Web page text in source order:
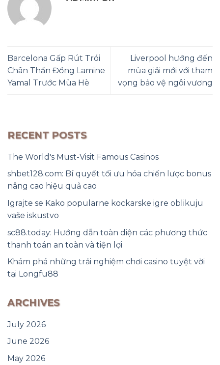
Barcelona Gấp Rút Trói
Chân Thần Đồng Lamine
Yamal Trước Mùa Hè
Liverpool hướng đến
mùa giải mới với tham
vọng bảo vệ ngôi vương
RECENT POSTS
The World's Must-Visit Famous Casinos
shbet128.com: Bí quyết tối ưu hóa chiến lược bonus
nâng cao hiệu quả cao
Igrajte se Kako popularne kockarske igre oblikuju
vaše iskustvo
sc88.today: Hướng dẫn toàn diện các phương thức
thanh toán an toàn và tiện lợi
Khám phá những trải nghiệm chơi casino tuyệt vời
tại Longfu88
ARCHIVES
July 2026
June 2026
May 2026